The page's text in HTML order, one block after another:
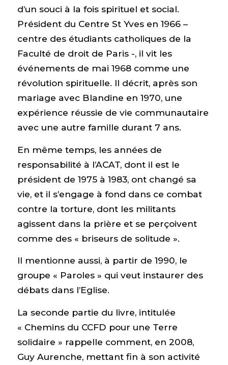
d’un souci à la fois spirituel et social.
Président du Centre St Yves en 1966 –
centre des étudiants catholiques de la
Faculté de droit de Paris -, il vit les
événements de mai 1968 comme une
révolution spirituelle. Il décrit, après son
mariage avec Blandine en 1970, une
expérience réussie de vie communautaire
avec une autre famille durant 7 ans.
En même temps, les années de
responsabilité à l’ACAT, dont il est le
président de 1975 à 1983, ont changé sa
vie, et il s’engage à fond dans ce combat
contre la torture, dont les militants
agissent dans la prière et se perçoivent
comme des « briseurs de solitude ».
Il mentionne aussi, à partir de 1990, le
groupe « Paroles » qui veut instaurer des
débats dans l’Eglise.
La seconde partie du livre, intitulée
« Chemins du CCFD pour une Terre
solidaire » rappelle comment, en 2008,
Guy Aurenche, mettant fin à son activité